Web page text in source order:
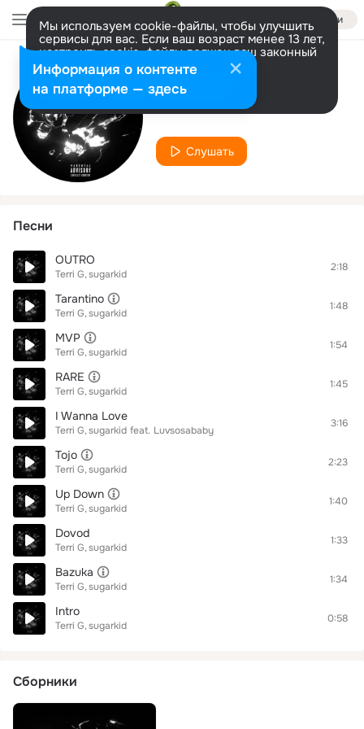
Войти
Мы используем cookie-файлы, чтобы улучшить
сервисы для вас. Если ваш возраст менее 13 лет,
настроить cookie-файлы должен ваш законный
представитель. Больше информации
Разрешить все Настроить
Исполнитель
Terri G
Слушать
Песни
OUTRO
Terri G sugarkid
2:18
Tarantino
Terri G sugarkid
1:48
MVP
Terri G sugarkid
1:54
RARE
Terri G sugarkid
1:45
I Wanna Love
Terri G sugarkid feat. Luvsosababy
3:16
Tojo
Terri G sugarkid
2:23
Up Down
Terri G sugarkid
1:40
Dovod
Terri G sugarkid
1:33
Bazuka
Terri G sugarkid
1:34
Intro
Terri G sugarkid
0:58
Сборники
Информация о контенте
на платформе — здесь